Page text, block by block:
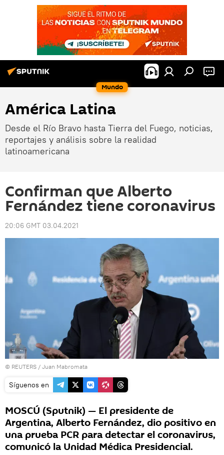
Mundo
América Latina
Desde el Río Bravo hasta Tierra del Fuego, noticias,
reportajes y análisis sobre la realidad
latinoamericana
Confirman que Alberto
Fernández tiene coronavirus
20:06 GMT 03.04.2021
© REUTERS / Juan Mabromata
Síguenos en
MOSCÚ (Sputnik) — El presidente de
Argentina, Alberto Fernández, dio positivo en
una prueba PCR para detectar el coronavirus,
comunicó la Unidad Médica Presidencial.